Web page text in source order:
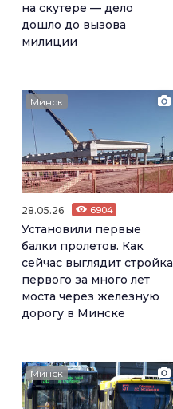
на скутере — дело
дошло до вызова
милиции
Минск
28.05.26 6904
Установили первые
балки пролетов. Как
сейчас выглядит стройка
первого за много лет
моста через железную
дорогу в Минске
Минск